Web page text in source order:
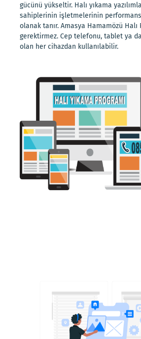
gücünü yükseltir. Halı yıkama
sahiplerinin işletmelerinin
olanak tanır. Amasya Hamamözü Halı
gerektirmez. Cep telefonu, tablet ya
olan her cihazdan kullanılabilir.